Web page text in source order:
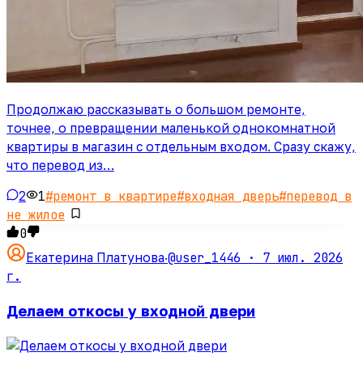
Продолжаю рассказывать о большом ремонте,
точнее, о превращении маленькой однокомнатной
квартиры в магазин с отдельным входом. Сразу скажу,
что перевод из…
2 1#ремонт в квартире#входная дверь#перевод в
не жилое
0
Екатерина Платунова·@user_1446 · 7 июл. 2026
г.
Делаем откосы у входной двери